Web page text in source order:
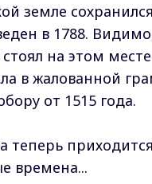
земле
в 1788.
на этом
в жалованной
от 1515 года.
теперь
времена...